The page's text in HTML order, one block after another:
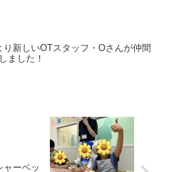
り新しいOTスタッフ・Oさんが仲間
ました！
ーベッ